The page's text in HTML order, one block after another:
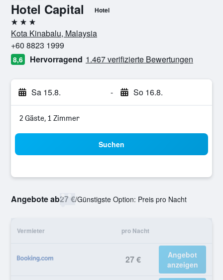
Hotel Capital Hotel
3 Sterne
Kota Kinabalu, Malaysia
+60 8823 1999
8,6 Hervorragend 1.467 verifizierte Bewertungen
Sa 15.8. - So 16.8.
2 Gäste, 1 Zimmer
Suchen
Angebote ab27 €/Günstigste Option: Preis pro Nacht
Vermieter pro Nacht
27 €
Angebot
anzeigen